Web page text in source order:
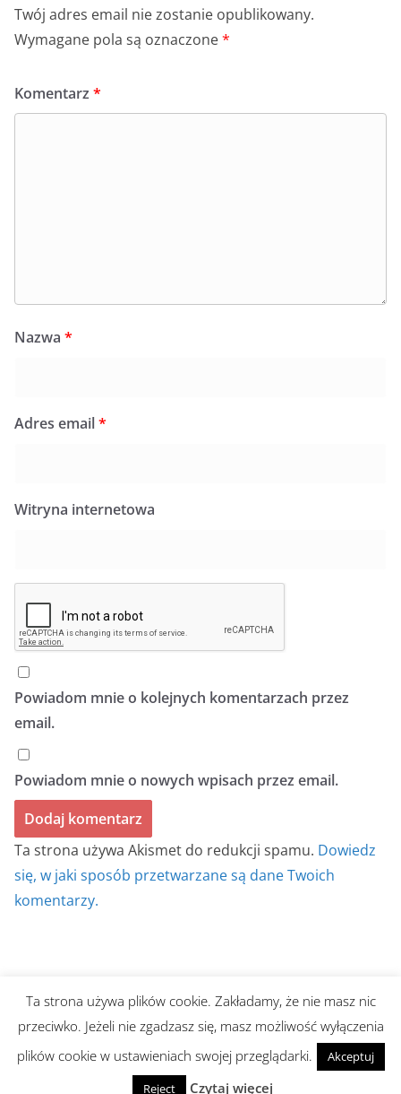
Twój adres email nie zostanie opublikowany.
Wymagane pola są oznaczone*
Komentarz *
Nazwa *
Adres email*
Witryna internetowa
Powiadom mnie o kolejnych komentarzach przez
email.
Powiadom mnie o nowych wpisach przez email.
Ta strona używa Akismet do redukcji spamu. Dowiedz
się, w jaki sposób przetwarzane są dane Twoich
komentarzy.
Prawa autorskie © 2026 BIULETYN BEZ TYTUŁU
prawa zastrzeżone.
Motyw:ColorMagstworzony przez ThemeGrill. Wspierane
przez
WordPress
Ta strona używa plików cookie. Zakładamy, że nie masz nic
przeciwko. Jeżeli nie zgadzasz się, masz możliwość wyłączenia
plików cookie w ustawieniach swojej przeglądarki.
Akceptuj
Reject
Czytaj więcej